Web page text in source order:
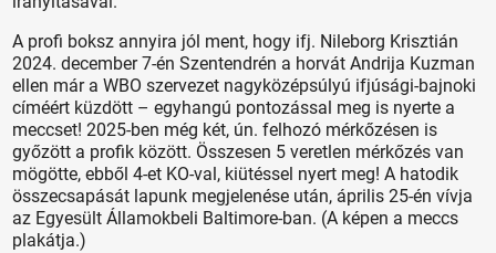
A profi boksz annyira jól ment, hogy ifj. Nileborg Krisztián
2024. de­cember 7-én Szentendrén a horvát Andrija Kuzman
ellen már a WBO szervezet nagyközépsúlyú ifjúsági-bajnoki
címéért küzdött – egyhangú pontozással meg is nyerte a
meccset! 2025-ben még két, ún. felhozó mérkőzésen is
győzött a profik között. Összesen 5 veretlen mérkőzés van
mögötte, ebből 4-et KO-val, kiütéssel nyert meg! A hatodik
összecsapását lapunk megjelenése után, április 25-én vívja
az Egyesült Államokbeli Baltimore-ban. (A képen a meccs
plakátja.)